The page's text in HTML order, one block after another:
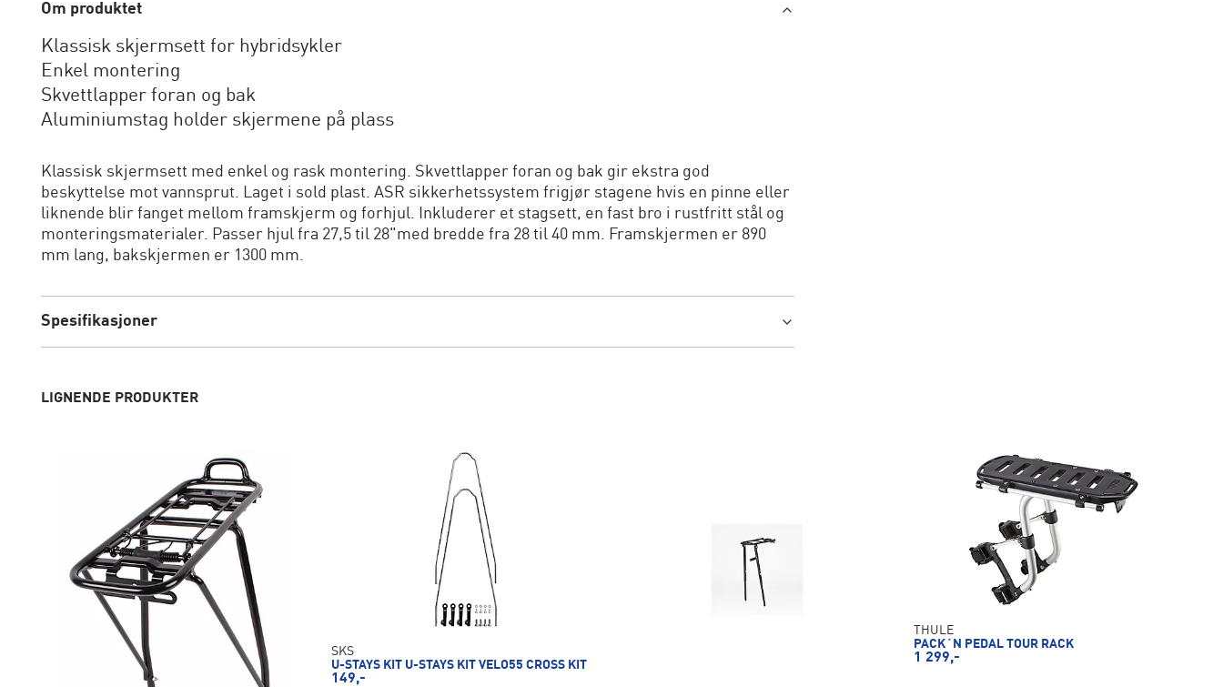
Om produktet
Klassisk skjermsett for hybridsykler
Enkel montering
Skvettlapper foran og bak
Aluminiumstag holder skjermene på plass
Klassisk skjermsett med enkel og rask montering. Skvettlapper foran og bak gir ekstra god
beskyttelse mot vannsprut. Laget i sold plast. ASR sikkerhetssystem frigjør stagene hvis en pinne eller
liknende blir fanget mellom framskjerm og forhjul. Inkluderer et stagsett, en fast bro i rustfritt stål og
monteringsmaterialer. Passer hjul fra 27,5 til 28"med bredde fra 28 til 40 mm. Framskjermen er 890
mm lang, bakskjermen er 1300 mm.
Spesifikasjoner
LIGNENDE PRODUKTER
SKS
U-STAYS KIT U-STAYS KIT VELO55 CROSS KIT
149,-
THULE
PACK´N PEDAL TOUR RACK
1 299,-